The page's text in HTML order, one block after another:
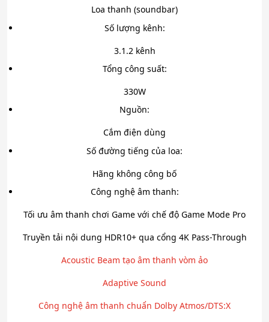
Loa thanh (soundbar)
Số lượng kênh:
3.1.2 kênh
Tổng công suất:
330W
Nguồn:
Cắm điện dùng
Số đường tiếng của loa:
Hãng không công bố
Công nghệ âm thanh:
Tối ưu âm thanh chơi Game với chế độ Game Mode Pro
Truyền tải nội dung HDR10+ qua cổng 4K Pass-Through
Acoustic Beam tạo âm thanh vòm ảo
Adaptive Sound
Công nghệ âm thanh chuẩn Dolby Atmos/DTS:X